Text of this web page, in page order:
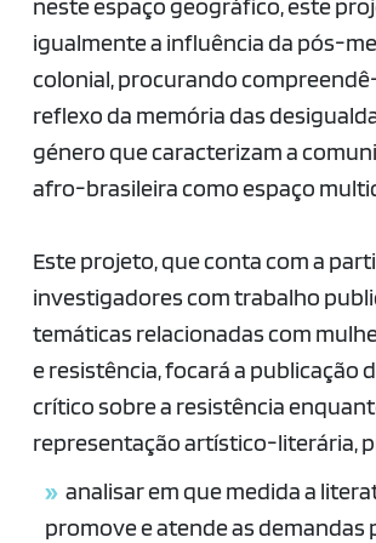
neste espaço geográfico, este
igualmente a influência da pós-
colonial, procurando
reflexo da memória das
género que caracterizam a
afro-brasileira como espaço
Este projeto, que conta com a
investigadores com trabalho
temáticas relacionadas com
e resistência, focará a publicação
crítico sobre a resistência
representação artístico-literária,
analisar em que medida a
promove e atende as demandas